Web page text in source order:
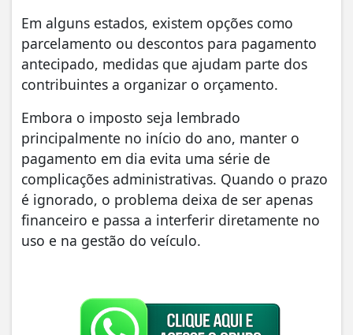
Em alguns estados, existem opções como
parcelamento ou descontos para pagamento
antecipado, medidas que ajudam parte dos
contribuintes a organizar o orçamento.
Embora o imposto seja lembrado
principalmente no início do ano, manter o
pagamento em dia evita uma série de
complicações administrativas. Quando o prazo
é ignorado, o problema deixa de ser apenas
financeiro e passa a interferir diretamente no
uso e na gestão do veículo.